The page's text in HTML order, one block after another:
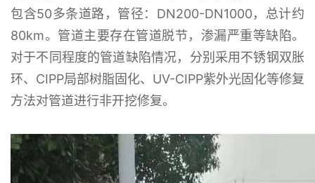
包含50多条道路，管径：DN200-DN1000，总计约
80km。管道主要存在管道脱节，渗漏严重等缺陷。
对于不同程度的管道缺陷情况，分别采用不锈钢双胀
环、CIPP局部树脂固化、UV-CIPP紫外光固化等修复
方法对管道进行非开挖修复。